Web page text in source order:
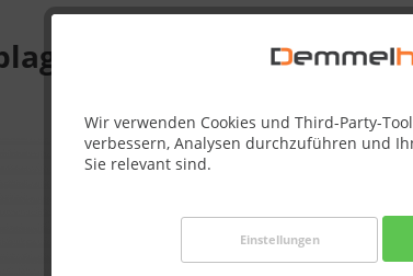
Wir verwenden Cookies und Third-Party-
verbessern, Analysen durchzuführen und
Sie relevant sind.
Einstellungen
MADE2MATCH